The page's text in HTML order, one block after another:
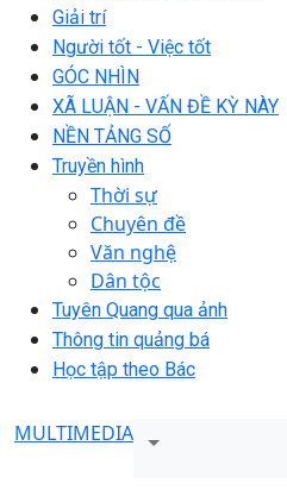
Giải trí
Người tốt - Việc tốt
GÓC NHÌN
XÃ LUẬN - VẤN ĐỀ KỲ NÀY
NỀN TẢNG SỐ
Truyền hình
Thời sự
Chuyên đề
Văn nghệ
Dân tộc
Tuyên Quang qua ảnh
Thông tin quảng bá
Học tập theo Bác
MULTIMEDIA